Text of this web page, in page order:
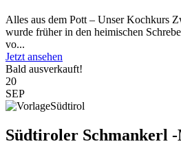
Alles aus dem Pott – Unser Kochkurs
wurde früher in den heimischen
vo...
Jetzt ansehen
Bald ausverkauft!
20
SEP
Südtiroler Schmankerl